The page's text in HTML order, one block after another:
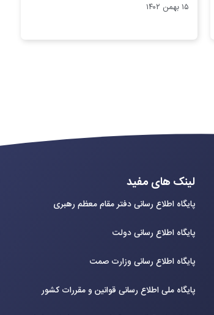
۱۵ بهمن ۱۴۰۲
لینک های مفید
پایگاه اطلاع رسانی دفتر مقام معظم رهبری
پایگاه اطلاع رسانی دولت
پایگاه اطلاع رسانی وزارت صمت
پایگاه ملی اطلاع رسانی قوانین و مقررات کشور